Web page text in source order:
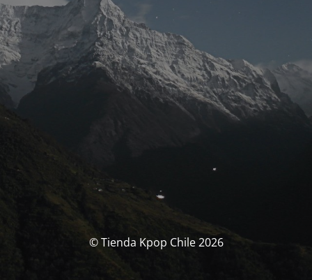
© Tienda Kpop Chile 2026